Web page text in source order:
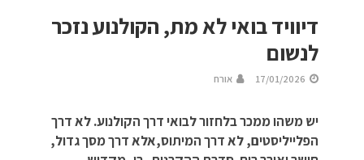
דיוויד בואי לא מת, הקולנוע נזכר
לנשום
17/01/2026 אורח
יש משהו ממכר בלחזור לבואי דרך הקולנוע. לא דרך
הפלייליסטים, לא דרך המיתוס,אלא דרך מסך גדול,